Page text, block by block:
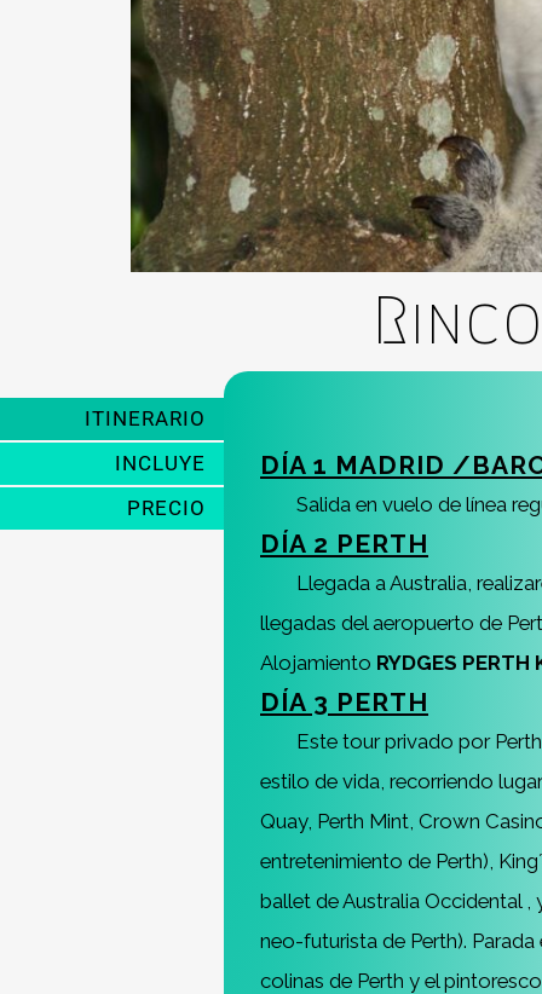
ITINERARIO
INCLUYE
PRECIO
DÍA 1 MADRID /
Salida en vuelo de línea
DÍA 2 PERTH
Llegada a Australia,
llegadas del aeropuerto de
Alojamiento RYDGES PERTH
DÍA 3 PERTH
Este tour privado por
estilo de vida, recorriendo
Quay, Perth Mint, Crown
entretenimiento de Perth),
ballet de Australia Occidental ,
neo-futurista de Perth).
colinas de Perth y el